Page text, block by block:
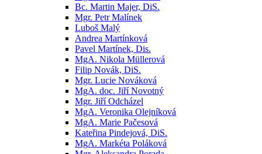
Bc. Martin Majer, DiS.
Mgr. Petr Malínek
Luboš Malý
Andrea Martínková
Pavel Martínek, Dis.
MgA. Nikola Müllerová
Filip Novák, DiS.
Mgr. Lucie Nováková
MgA. doc. Jiří Novotný
Mgr. Jiří Odcházel
MgA. Veronika Olejníková
MgA. Marie Pačesová
Kateřina Pindejová, DiS.
MgA. Markéta Poláková